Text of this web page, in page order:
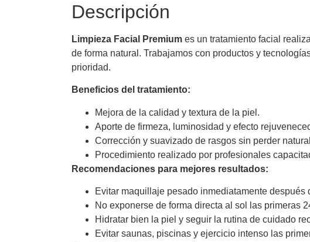
Descripción
Limpieza Facial Premium es un tratamiento facial
de forma natural. Trabajamos con productos y
prioridad.
Beneficios del tratamiento:
Mejora de la calidad y textura de la piel.
Aporte de firmeza, luminosidad y efecto
Corrección y suavizado de rasgos sin perder
Procedimiento realizado por profesionales
Recomendaciones para mejores resultados:
Evitar maquillaje pesado inmediatamente
No exponerse de forma directa al sol las primeras
Hidratar bien la piel y seguir la rutina de cuidado
Evitar saunas, piscinas y ejercicio intenso las